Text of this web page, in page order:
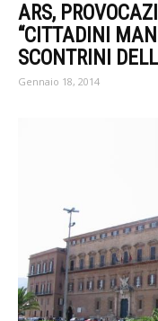
ARS,
“CITTADINI
SCONTRINI
Gennaio 18, 2014